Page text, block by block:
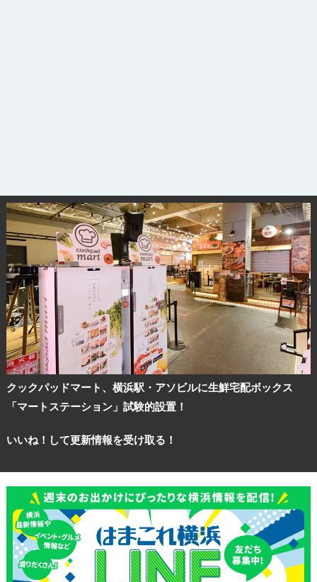
クックパッドマート、横浜駅・アソビルに生鮮宅配ボックス
「マートステーション」試験的設置！
いいね！して更新情報を受け取る！